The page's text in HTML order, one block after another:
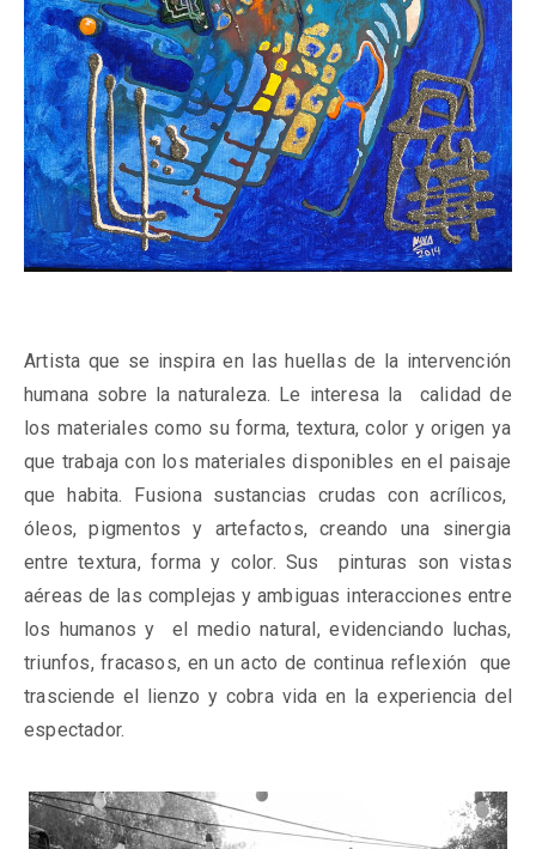
Artista que se inspira en las huellas de la intervención
humana sobre la naturaleza. Le interesa la
calidad de
los materiales como su forma, textura, color y origen ya
que trabaja con los materiales disponibles en el paisaje
que habita. Fusiona sustancias crudas con acrílicos,
óleos, pigmentos y artefactos, creando una sinergia
entre textura, forma y color. Sus
pinturas son vistas
aéreas de las complejas y ambiguas interacciones entre
los humanos y
el medio natural, evidenciando luchas,
triunfos, fracasos, en un acto de continua reflexión
que
trasciende el lienzo y cobra vida en la experiencia del
espectador.